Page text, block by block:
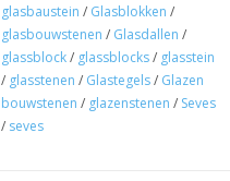
glasbaustein / Glasblokken /
glasbouwstenen / Glasdallen /
glassblock/ glassblocks/ glasstein
/ glasstenen / Glastegels/ Glazen
bouwstenen / glazenstenen / Seves
/ seves